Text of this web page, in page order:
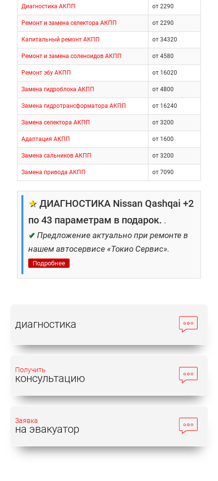
Диагностика АКПП от 2290
Ремонт и замена селектора АКПП от 2290
Капитальный ремонт АКПП от 34320
Ремонт и замена соленоидов АКПП от 4580
Ремонт эбу АКПП от 16020
Замена гидроблока АКПП от 4800
Замена гидротрансформатора АКПП от 16240
Замена селектора АКПП от 3200
Адаптация АКПП от 1600
Замена сальников АКПП от 3200
Замена привода АКПП от 7090
★ ДИАГНОСТИКА Nissan Qashqai +2
по 43 параметрам в подарок. .
✔ Предложение актуально при ремонте в
нашем автосервисе «Токио Сервис».
Подробнее
диагностика
Получить
консультацию
Заявка
на эвакуатор